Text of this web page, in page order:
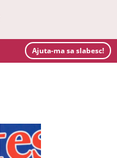
Ajuta-ma sa slabesc!